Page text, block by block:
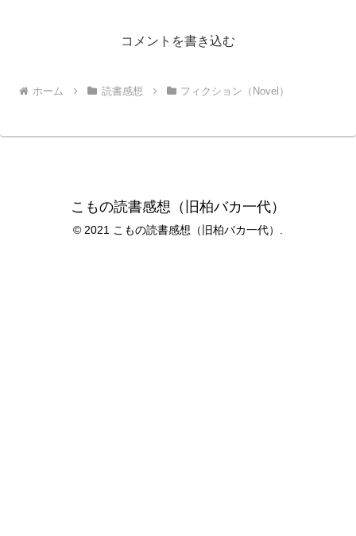
コメントを書き込む
ホーム 読書感想 フィクション（Novel）
こもの読書感想（旧柏バカ一代）
© 2021 こもの読書感想（旧柏バカ一代）.